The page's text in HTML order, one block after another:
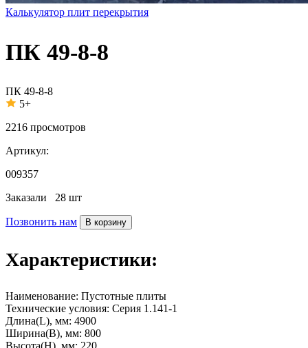
Калькулятор плит перекрытия
ПК 49-8-8
ПК 49-8-8
5+
2216 просмотров
Артикул:
009357
Заказали 28 шт
Позвонить нам В корзину
Характеристики:
Наименование: Пустотные плиты
Технические условия: Серия 1.141-1
Длина(L), мм: 4900
Ширина(B), мм: 800
Высота(H), мм: 220